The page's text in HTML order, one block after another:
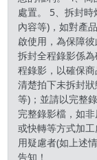
處置。 5、拆封
內容等)，如對產
啟使用，為保障
拆封全程錄影係
程錄影，以確保
清楚拍下未拆封
等)；並請以完整
完整錄影檔，如
或快轉等方式加
用疑慮者(如上述
告知！